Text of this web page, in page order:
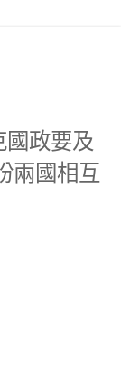
國政要及
兩國相互